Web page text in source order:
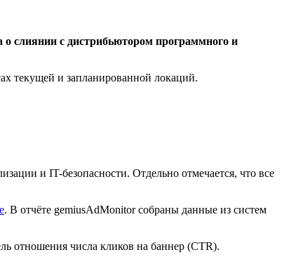
слиянии с дистрибьютором программного и
текущей и запланированной локаций.
и IT-безопасности. Отдельно отмечается, что все
. В отчёте gemiusAdMonitor собраны данные из систем
отношения числа кликов на баннер (CTR).